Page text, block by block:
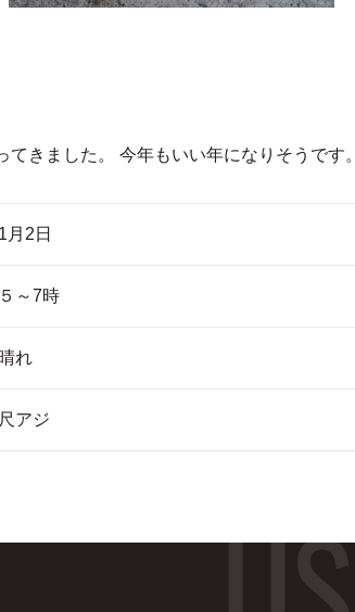
きました。 今年もいい年になりそうです。
1月2日
５～7時
晴れ
尺アジ